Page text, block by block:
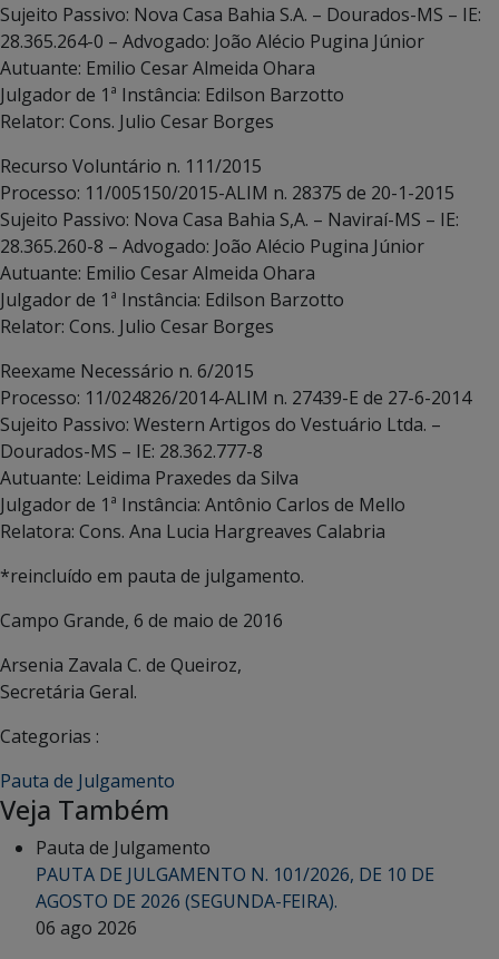
Sujeito Passivo: Nova Casa Bahia S.A. – Dourados-MS – IE:
28.365.264-0 – Advogado: João Alécio Pugina Júnior
Autuante: Emilio Cesar Almeida Ohara
Julgador de 1ª Instância: Edilson Barzotto
Relator: Cons. Julio Cesar Borges
Recurso Voluntário n. 111/2015
Processo: 11/005150/2015-ALIM n. 28375 de 20-1-2015
Sujeito Passivo: Nova Casa Bahia S,A. – Naviraí-MS – IE:
28.365.260-8 – Advogado: João Alécio Pugina Júnior
Autuante: Emilio Cesar Almeida Ohara
Julgador de 1ª Instância: Edilson Barzotto
Relator: Cons. Julio Cesar Borges
Reexame Necessário n. 6/2015
Processo: 11/024826/2014-ALIM n. 27439-E de 27-6-2014
Sujeito Passivo: Western Artigos do Vestuário Ltda. –
Dourados-MS – IE: 28.362.777-8
Autuante: Leidima Praxedes da Silva
Julgador de 1ª Instância: Antônio Carlos de Mello
Relatora: Cons. Ana Lucia Hargreaves Calabria
*reincluído em pauta de julgamento.
Campo Grande, 6 de maio de 2016
Arsenia Zavala C. de Queiroz,
Secretária Geral.
Categorias :
Pauta de Julgamento
Veja Também
Pauta de Julgamento
PAUTA DE JULGAMENTO N. 101/2026, DE 10 DE
AGOSTO DE 2026 (SEGUNDA-FEIRA).
06 ago 2026